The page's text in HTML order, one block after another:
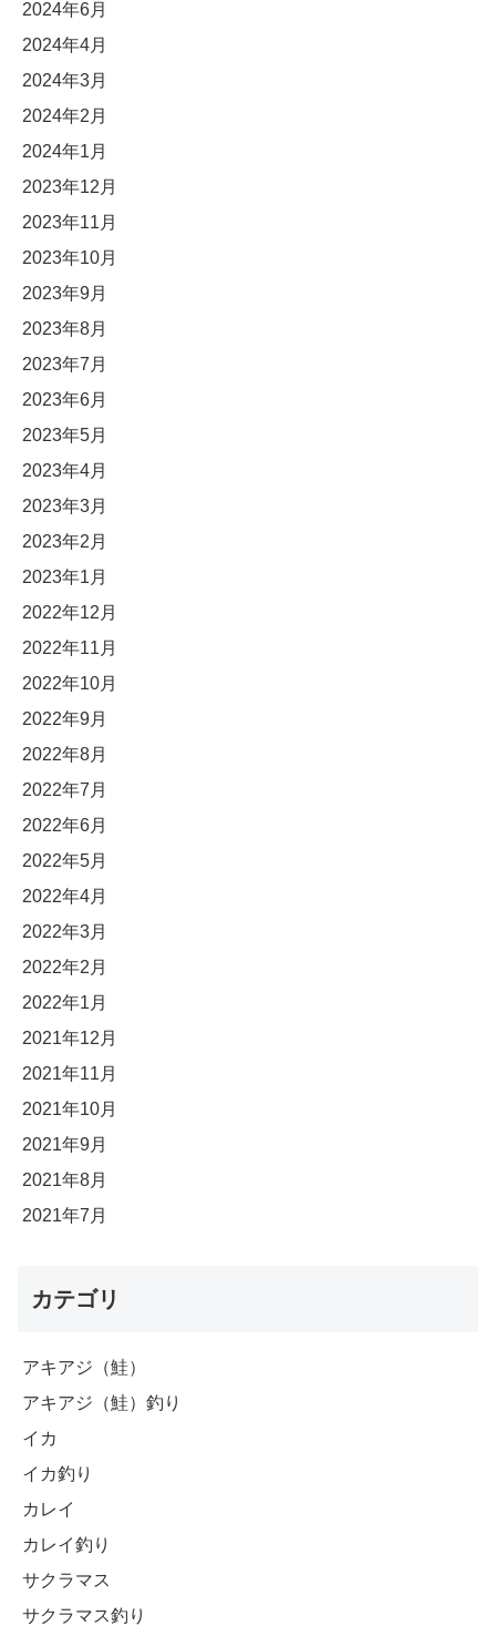
2024年6月
2024年4月
2024年3月
2024年2月
2024年1月
2023年12月
2023年11月
2023年10月
2023年9月
2023年8月
2023年7月
2023年6月
2023年5月
2023年4月
2023年3月
2023年2月
2023年1月
2022年12月
2022年11月
2022年10月
2022年9月
2022年8月
2022年7月
2022年6月
2022年5月
2022年4月
2022年3月
2022年2月
2022年1月
2021年12月
2021年11月
2021年10月
2021年9月
2021年8月
2021年7月
カテゴリ
アキアジ（鮭）
アキアジ（鮭）釣り
イカ
イカ釣り
カレイ
カレイ釣り
サクラマス
サクラマス釣り